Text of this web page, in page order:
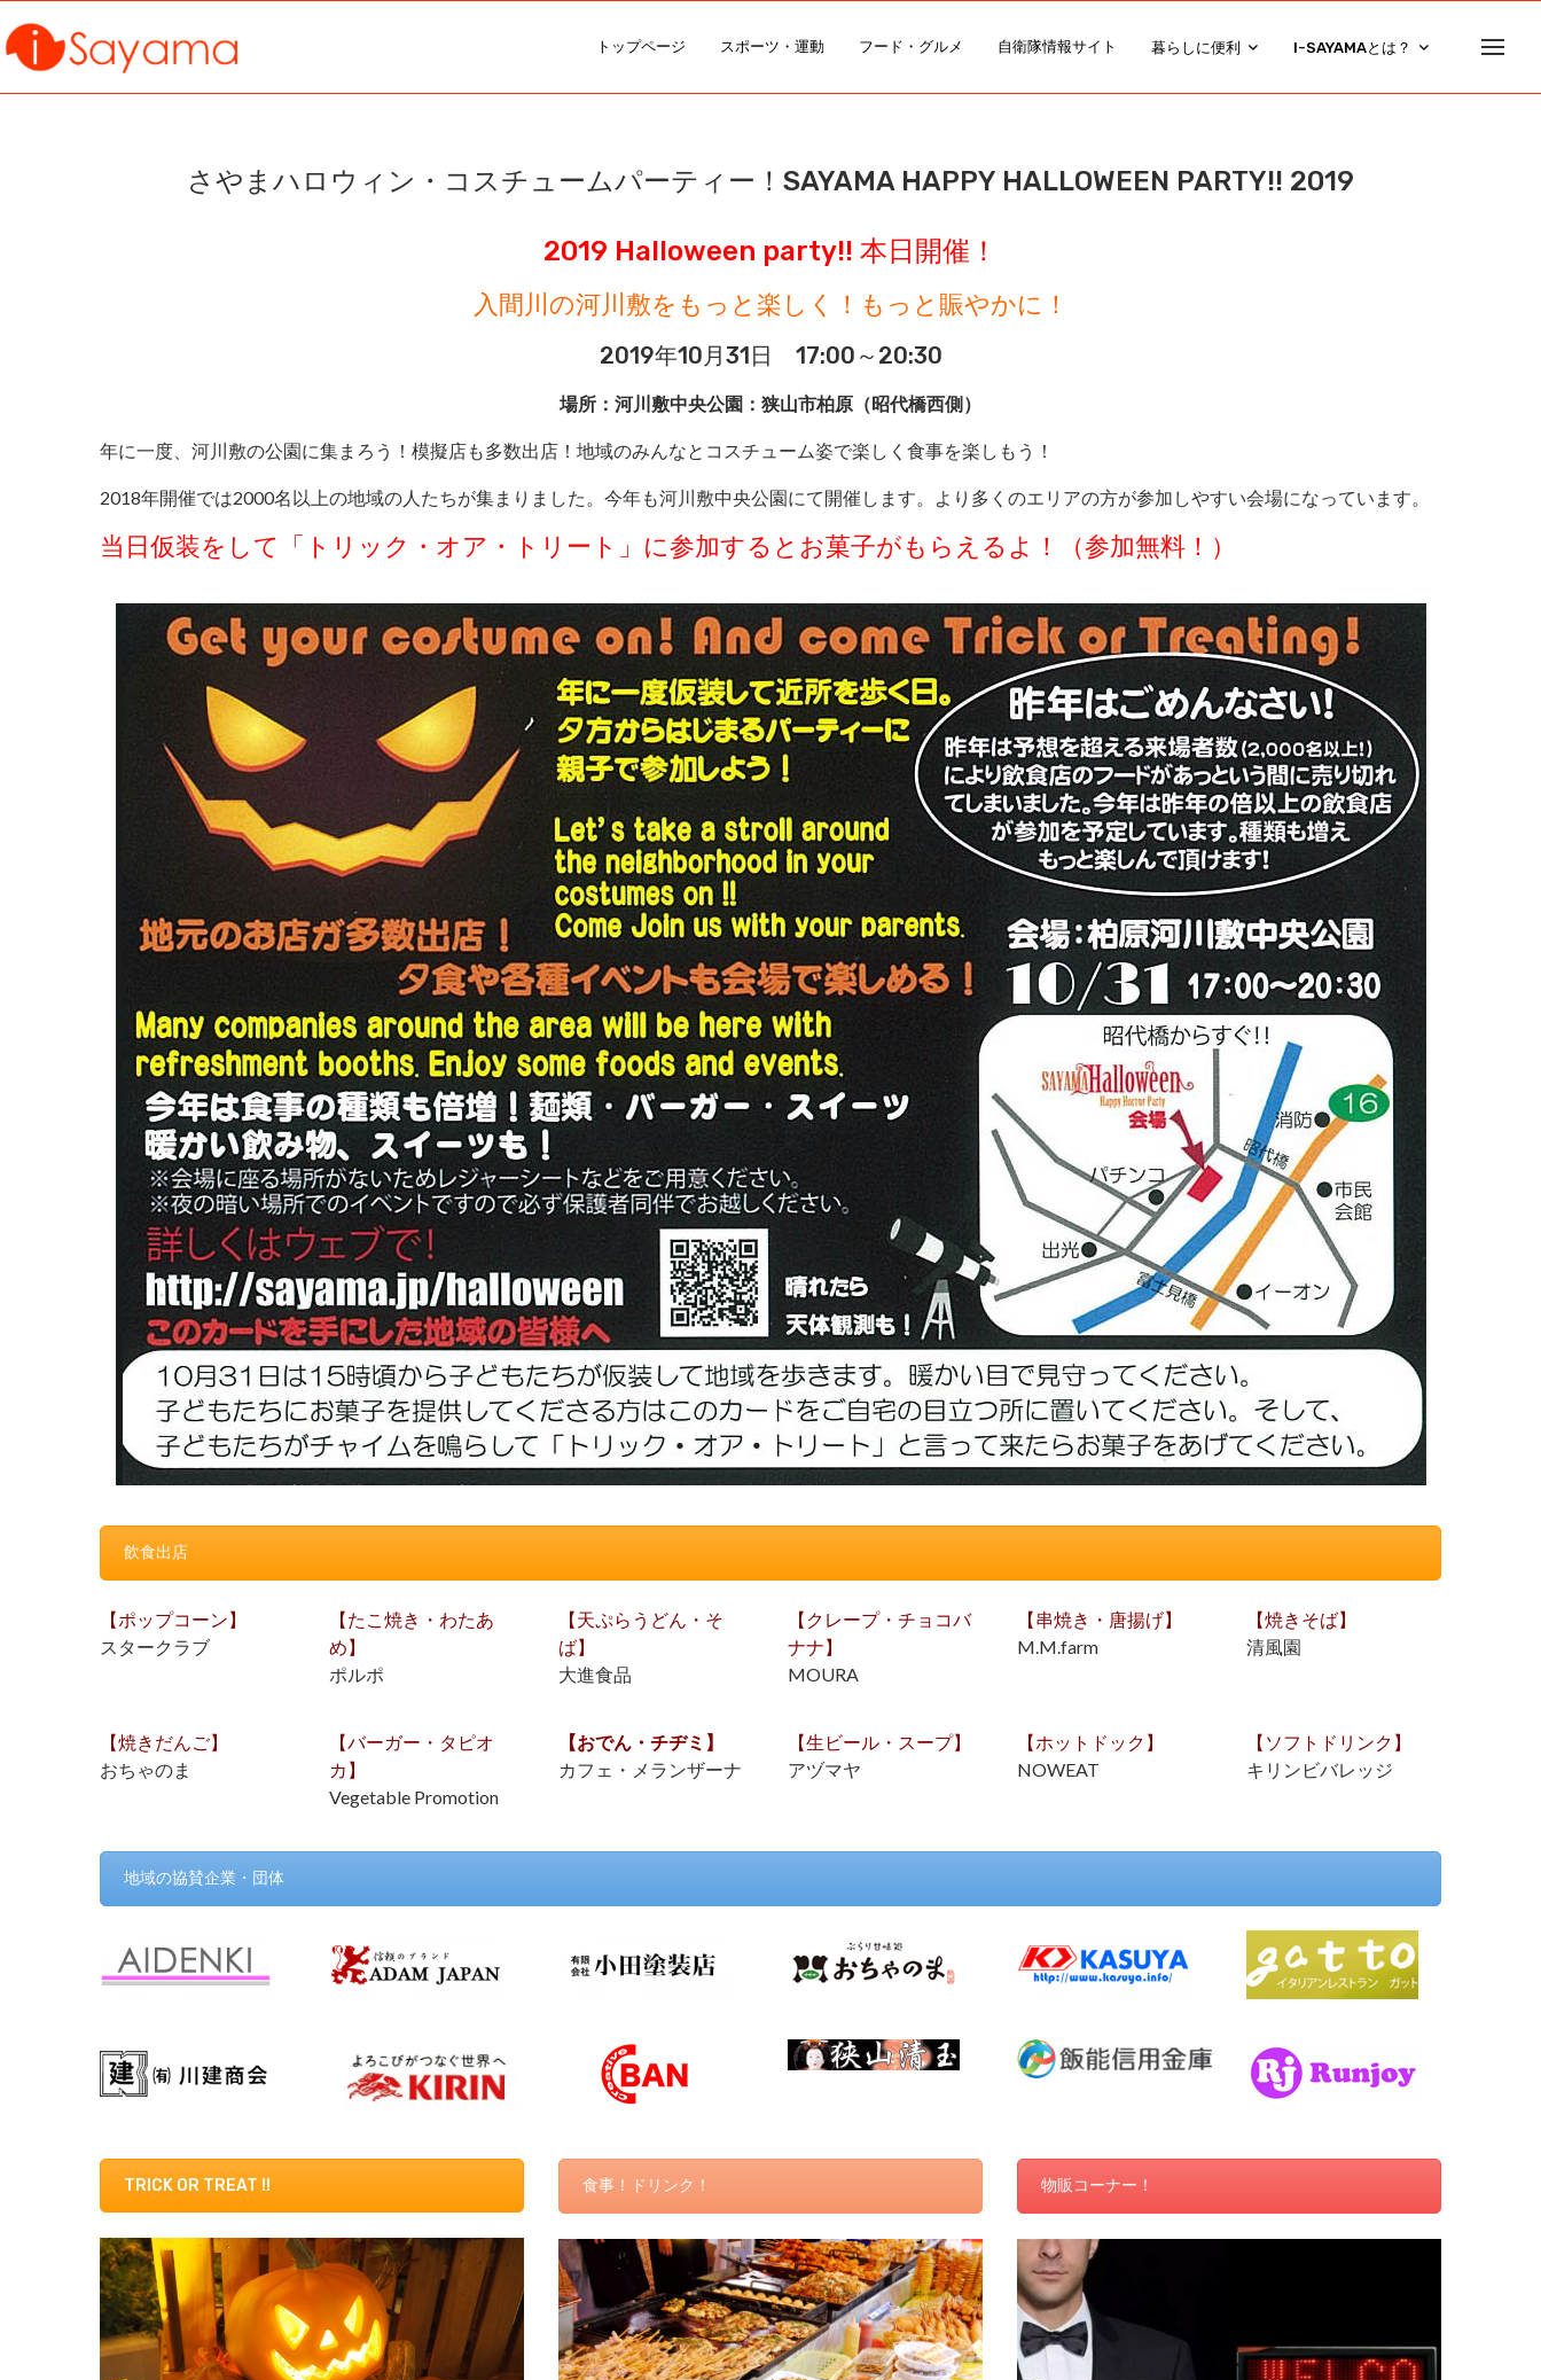
トップページ スポーツ・運動 フード・グルメ 自衛隊情報サイト 暮らしに便利 I-SAYAMAとは？
さやまハロウィン・コスチュームパーティー！SAYAMA HAPPY HALLOWEEN PARTY!! 2019
2019 Halloween party!! 本日開催！
入間川の河川敷をもっと楽しく！もっと賑やかに！
2019年10月31日 17:00～20:30
場所：河川敷中央公園：狭山市柏原（昭代橋西側）
年に一度、河川敷の公園に集まろう！模擬店も多数出店！地域のみんなとコスチューム姿で楽しく食事を楽しもう！
2018年開催では2000名以上の地域の人たちが集まりました。今年も河川敷中央公園にて開催します。より多くのエリアの方が参加しやすい会場になっています。
当日仮装をして「トリック・オア・トリート」に参加するとお菓子がもらえるよ！（参加無料！）
飲食出店
【ポップコーン】
スタークラブ
【たこ焼き・わたあ
め】
ポルポ
【天ぷらうどん・そ
ば】
大進食品
【クレープ・チョコバ
ナナ】
MOURA
【串焼き・唐揚げ】
M.M.farm
【焼きそば】
清風園
【焼きだんご】
おちゃのま
【バーガー・タピオ
カ】
Vegetable Promotion
【おでん・チヂミ】
カフェ・メランザーナ
【生ビール・スープ】
アヅマヤ
【ホットドック】
NOWEAT
【ソフトドリンク】
キリンビバレッジ
地域の協賛企業・団体
TRICK OR TREAT !! 食事！ドリンク！ 物販コーナー！